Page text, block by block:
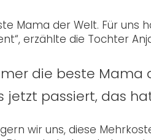
Mama der Welt. Für uns
erzählte die Tochter
die beste Mama
jetzt passiert, das
wir uns, diese